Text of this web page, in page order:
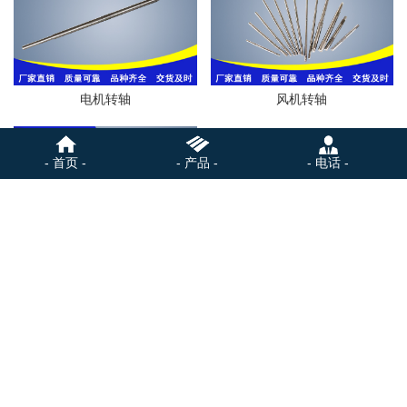
电机转轴 风机转轴
- 首页 - - 产品 - - 电话 -